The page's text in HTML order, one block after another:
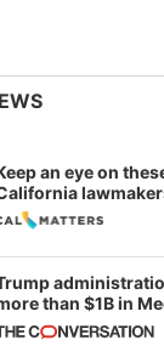
an eye on
session
than $1B in
and
of